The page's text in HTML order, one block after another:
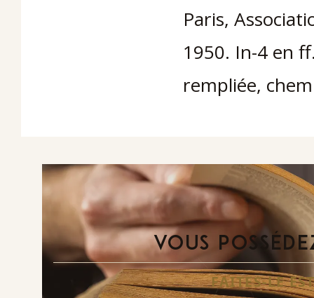
Paris,
1950. In-4 en
rempliée,
VOUS
FAITES-LE